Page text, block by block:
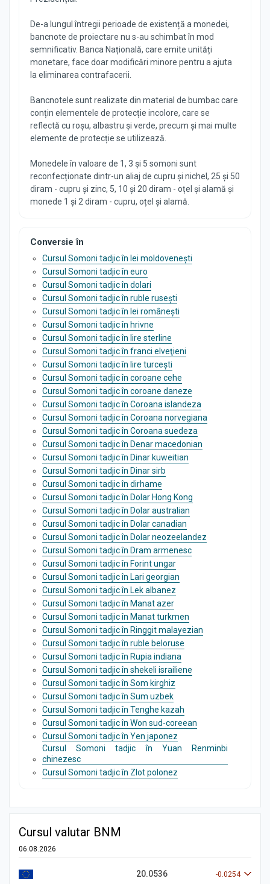
De-a lungul întregii perioade de existență a monedei,
bancnote de proiectare nu s-au schimbat în mod
semnificativ. Banca Națională, care emite unități
monetare, face doar modificări minore pentru a ajuta
la eliminarea contrafacerii.
Bancnotele sunt realizate din material de bumbac care
conțin elementele de protecție incolore, care se
reflectă cu roșu, albastru și verde, precum și mai multe
elemente de protecție se utilizează.
Monedele în valoare de 1, 3 și 5 somoni sunt
reconfecționate dintr-un aliaj de cupru și nichel, 25 și 50
diram - cupru și zinc, 5, 10 și 20 diram - oțel și alamă și
monede 1 și 2 diram - cupru, oțel și alamă.
Conversie în
Cursul Somoni tadjic în lei moldovenești
Cursul Somoni tadjic în euro
Cursul Somoni tadjic în dolari
Cursul Somoni tadjic în ruble rusești
Cursul Somoni tadjic în lei românești
Cursul Somoni tadjic în hrivne
Cursul Somoni tadjic în lire sterline
Cursul Somoni tadjic în franci elveţieni
Cursul Somoni tadjic în lire turcești
Cursul Somoni tadjic în coroane cehe
Cursul Somoni tadjic în coroane daneze
Cursul Somoni tadjic în Coroana islandeza
Cursul Somoni tadjic în Coroana norvegiana
Cursul Somoni tadjic în Coroana suedeza
Cursul Somoni tadjic în Denar macedonian
Cursul Somoni tadjic în Dinar kuweitian
Cursul Somoni tadjic în Dinar sirb
Cursul Somoni tadjic în dirhame
Cursul Somoni tadjic în Dolar Hong Kong
Cursul Somoni tadjic în Dolar australian
Cursul Somoni tadjic în Dolar canadian
Cursul Somoni tadjic în Dolar neozeelandez
Cursul Somoni tadjic în Dram armenesc
Cursul Somoni tadjic în Forint ungar
Cursul Somoni tadjic în Lari georgian
Cursul Somoni tadjic în Lek albanez
Cursul Somoni tadjic în Manat azer
Cursul Somoni tadjic în Manat turkmen
Cursul Somoni tadjic în Ringgit malayezian
Cursul Somoni tadjic în ruble beloruse
Cursul Somoni tadjic în Rupia indiana
Cursul Somoni tadjic în shekeli israiliene
Cursul Somoni tadjic în Som kirghiz
Cursul Somoni tadjic în Sum uzbek
Cursul Somoni tadjic în Tenghe kazah
Cursul Somoni tadjic în Won sud-coreean
Cursul Somoni tadjic în Yen japonez
Cursul Somoni tadjic în Yuan Renminbi
chinezesc
Cursul Somoni tadjic în Zlot polonez
Cursul valutar BNM
06.08.2026
20.0536 -0.0254